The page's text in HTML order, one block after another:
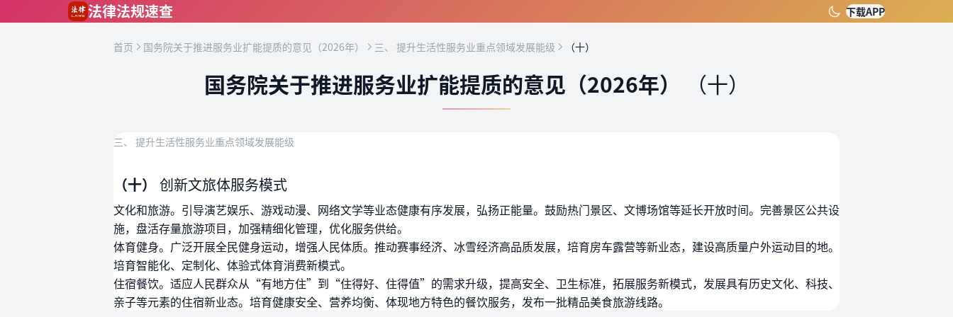
法律法规速查 下载APP
首页 国务院关于推进服务业扩能提质的意见（2026年） 三、 提升生活性服务业重点领域发展能级 （十）
国务院关于推进服务业扩能提质的意见（2026年） （十）
三、 提升生活性服务业重点领域发展能级
（十） 创新文旅体服务模式
文化和旅游。引导演艺娱乐、游戏动漫、网络文学等业态健康有序发展，弘扬正能量。鼓励热门景区、文博场馆等延长开放时间。完善景区公共设
施，盘活存量旅游项目，加强精细化管理，优化服务供给。
体育健身。广泛开展全民健身运动，增强人民体质。推动赛事经济、冰雪经济高品质发展，培育房车露营等新业态，建设高质量户外运动目的地。
培育智能化、定制化、体验式体育消费新模式。
住宿餐饮。适应人民群众从“有地方住”到“住得好、住得值”的需求升级，提高安全、卫生标准，拓展服务新模式，发展具有历史文化、科技、
亲子等元素的住宿新业态。培育健康安全、营养均衡、体现地方特色的餐饮服务，发布一批精品美食旅游线路。